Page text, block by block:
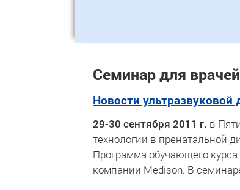
Семинар для
Новости ультразвуковой
29-30 сентября 2011 г. в
технологии в пренатальной
Программа обучающего
компании Medison. В